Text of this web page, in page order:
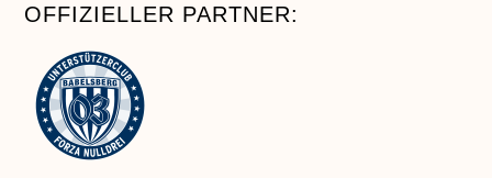
OFFIZIELLER PARTNER: